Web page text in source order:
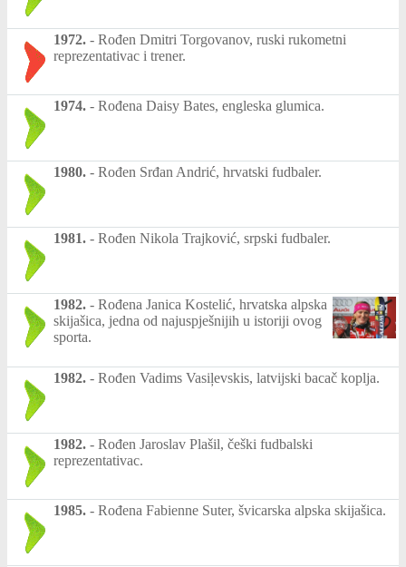
1972. - Rođen Dmitri Torgovanov, ruski rukometni
reprezentativac i trener.
1974. - Rođena Daisy Bates, engleska glumica.
1980. - Rođen Srđan Andrić, hrvatski fudbaler.
1981. - Rođen Nikola Trajković, srpski fudbaler.
1982. - Rođena Janica Kostelić, hrvatska alpska
skijašica, jedna od najuspješnijih u istoriji ovog
sporta.
1982. - Rođen Vadims Vasiļevskis, latvijski bacač koplja.
1982. - Rođen Jaroslav Plašil, češki fudbalski
reprezentativac.
1985. - Rođena Fabienne Suter, švicarska alpska skijašica.